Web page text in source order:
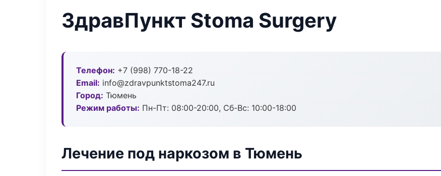
ЗдравПункт Stoma Surgery
Телефон: +7 (998) 770-18-22
Email: info@zdravpunktstoma247.ru
Город: Тюмень
Режим работы: Пн-Пт: 08:00-20:00, Сб-Вс: 10:00-18:00
Лечение под наркозом в Тюмень